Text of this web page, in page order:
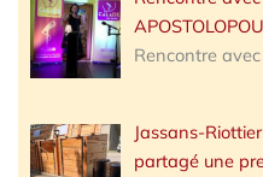
Rencontre
Jassans-
partagé une